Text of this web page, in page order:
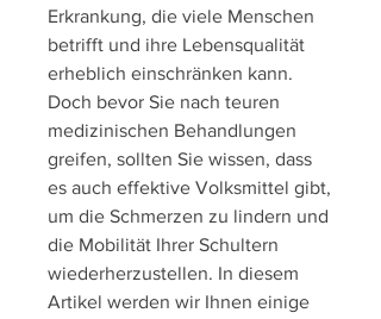
Erkrankung, die viele Menschen
betrifft und ihre Lebensqualität
erheblich einschränken kann.
Doch bevor Sie nach teuren
medizinischen Behandlungen
greifen, sollten Sie wissen, dass
es auch effektive Volksmittel gibt,
um die Schmerzen zu lindern und
die Mobilität Ihrer Schultern
wiederherzustellen. In diesem
Artikel werden wir Ihnen einige